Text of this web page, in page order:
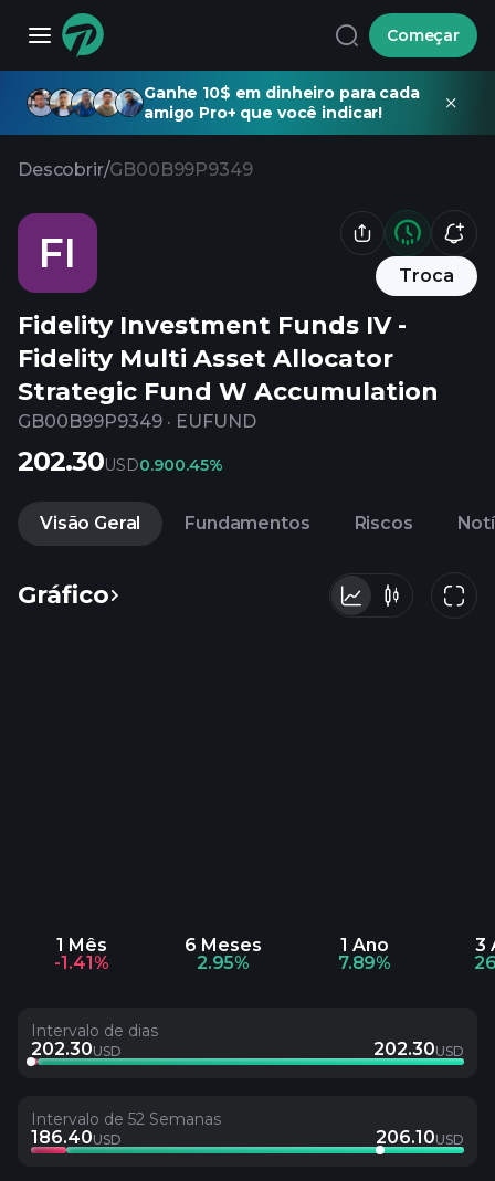
Começar
Ganhe 10$ em dinheiro para cada
amigo Pro+ que você indicar!
Descobrir/GB00B99P9349
FI Troca
Fidelity Investment Funds IV -
Fidelity Multi Asset Allocator
Strategic Fund W Accumulation
GB00B99P9349 · EUFUND
202.30USD0.900.45%
Visão Geral Fundamentos Riscos
Gráfico
1 Mês
-1.41%
6 Meses
2.95%
1 Ano
7.89%
3
Intervalo de dias
202.30USD 202.30USD
Intervalo de 52 Semanas
186.40USD 206.10USD